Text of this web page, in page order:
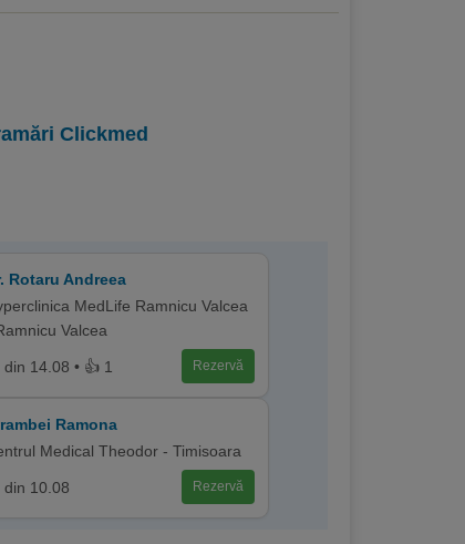
Clickmed
Rotaru Andreea
MedLife Ramnicu Valcea
Valcea
din 14.08 • 👍 1 Rezervă
Ramona
Medical Theodor - Timisoara
din 10.08 Rezervă